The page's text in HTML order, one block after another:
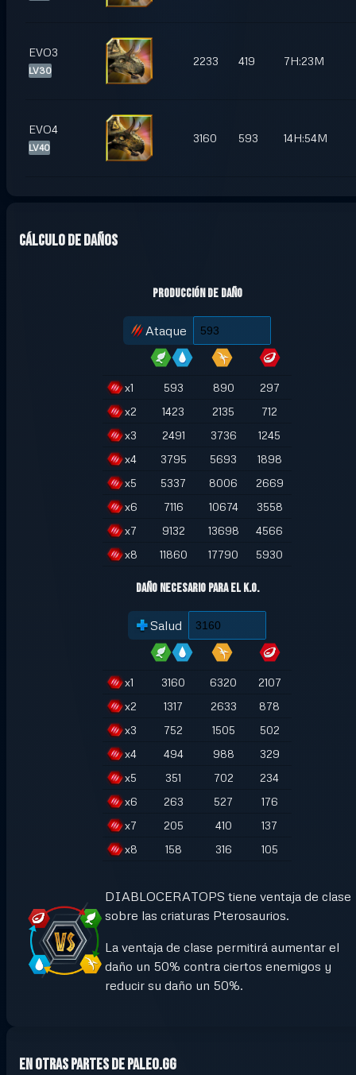
EVO3
LV30
2233 419 7H:23M
EVO4
LV40
3160 593 14H:54M
Cálculo de daños
Producción de daño
Ataque
x1 593 890
297
x2 1423 2135
712
x3 2491 3736
1245
x4 3795 5693
1898
x5 5337 8006
2669
x6 7116 10674
3558
x7 9132 13698
4566
x8 11860 17790 5930
Daño necesario para el K.O.
Salud
x1 3160 6320
2107
x2 1317 2633
878
x3 752 1505
502
x4 494 988
329
x5 351 702
234
x6 263 527
176
x7 205 410
137
x8 158 316 105
DIABLOCERATOPS tiene ventaja de clase
sobre las criaturas Pterosaurios.
La ventaja de clase permitirá aumentar el
daño un 50% contra ciertos enemigos y
reducir su daño un 50%.
En otras partes de Paleo.GG